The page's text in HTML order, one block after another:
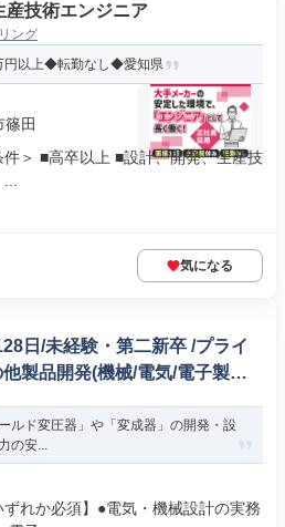
産技術エンジニア
ング
円以上◆転勤なし◆愛知県
田
＞ ■高卒以上 ■設計、開発、生産技
気になる
日/未経験・第二新卒 /プライ
製品開発(機械/電気/電子製品
ルド変圧器」や「変成器」の開発・設
の安...
れか必須】●電気・機械設計の実務